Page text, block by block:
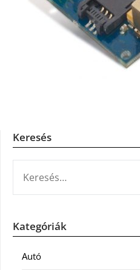
Keresés
Kategóriák
Autó